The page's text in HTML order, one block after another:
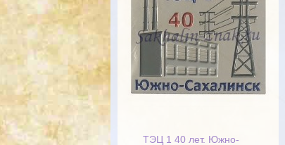
ТЭЦ 1 40 лет. Южно-